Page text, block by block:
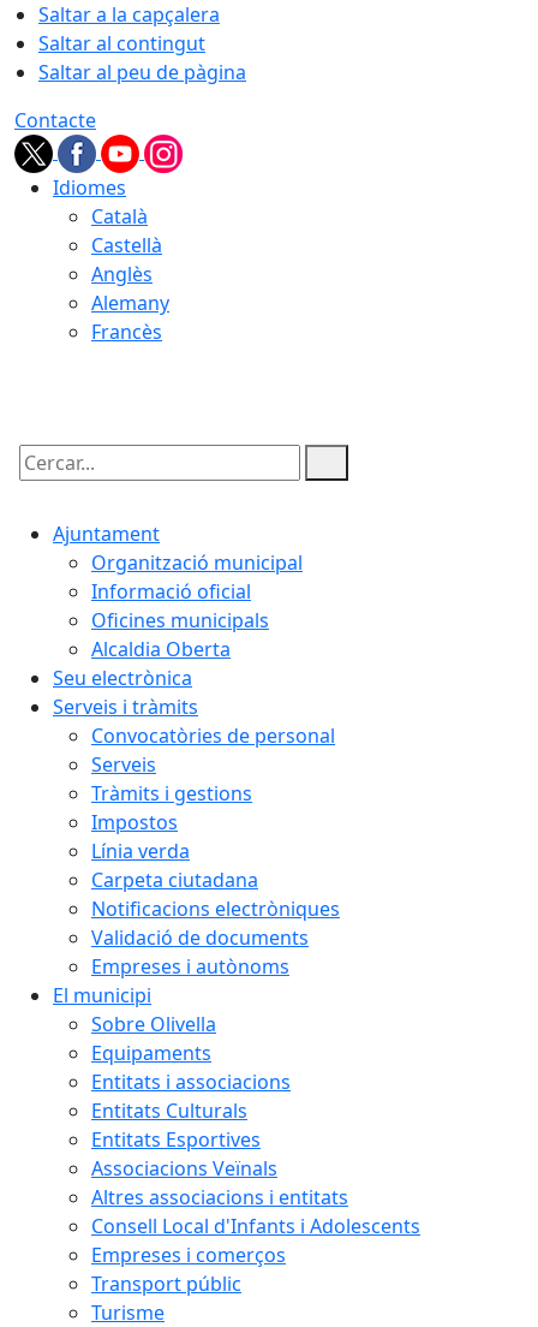
Saltar a la capçalera
Saltar al contingut
Saltar al peu de pàgina
Contacte
Idiomes
Català
Castellà
Anglès
Alemany
Francès
Cercar:
Ajuntament
Organització municipal
Informació oficial
Oficines municipals
Alcaldia Oberta
Seu electrònica
Serveis i tràmits
Convocatòries de personal
Serveis
Tràmits i gestions
Impostos
Línia verda
Carpeta ciutadana
Notificacions electròniques
Validació de documents
Empreses i autònoms
El municipi
Sobre Olivella
Equipaments
Entitats i associacions
Entitats Culturals
Entitats Esportives
Associacions Veïnals
Altres associacions i entitats
Consell Local d'Infants i Adolescents
Empreses i comerços
Transport públic
Turisme